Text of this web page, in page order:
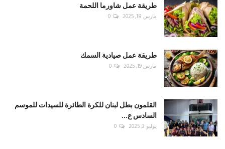
طريقة عمل شاورما اللحمة
مارس 18, 2025 0
طريقة عمل صيادية السمك
مارس 19, 2025 0
القلمون بطل لبنان للكرة الطائرة للسيدات للموسم
السادس ع...
يوليو 3, 2025 0